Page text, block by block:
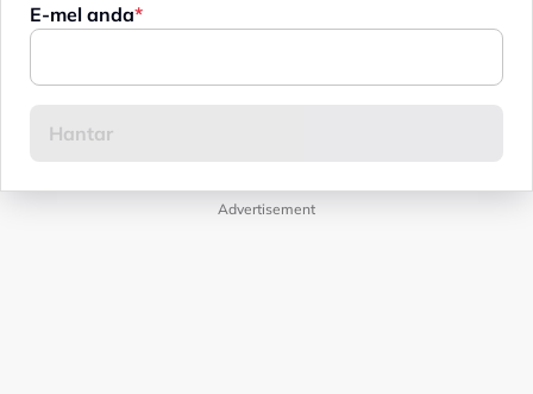
E-mel anda
Advertisement